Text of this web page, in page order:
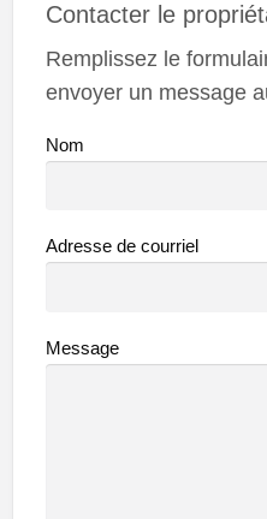
Contacter le
Remplissez le
envoyer un message
Nom
Adresse de courriel
Message